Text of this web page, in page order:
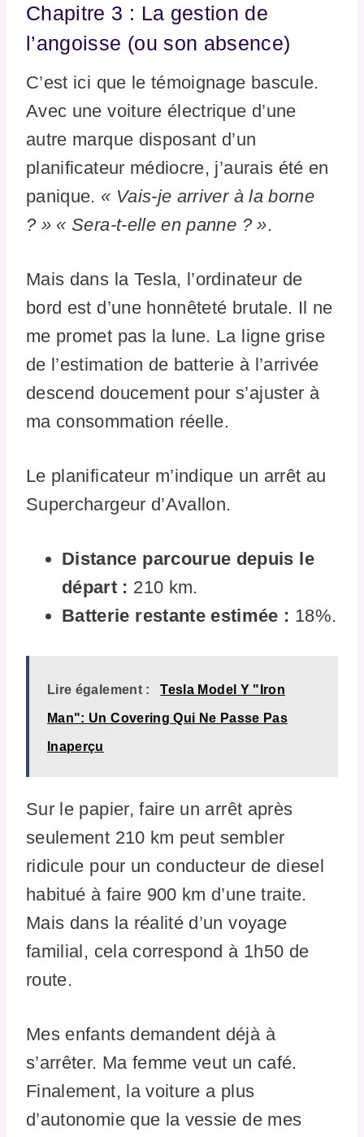
Chapitre 3 : La gestion de
l’angoisse (ou son absence)
C’est ici que le témoignage bascule.
Avec une voiture électrique d’une
autre marque disposant d’un
planificateur médiocre, j’aurais été en
panique. « Vais-je arriver à la borne
? » « Sera-t-elle en panne ? ».
Mais dans la Tesla, l’ordinateur de
bord est d’une honnêteté brutale. Il ne
me promet pas la lune. La ligne grise
de l’estimation de batterie à l’arrivée
descend doucement pour s’ajuster à
ma consommation réelle.
Le planificateur m’indique un arrêt au
Superchargeur d’Avallon.
Distance parcourue depuis le
départ : 210 km.
Batterie restante estimée : 18%.
Lire également : Tesla Model Y "Iron
Man": Un Covering Qui Ne Passe Pas
Inaperçu
Sur le papier, faire un arrêt après
seulement 210 km peut sembler
ridicule pour un conducteur de diesel
habitué à faire 900 km d’une traite.
Mais dans la réalité d’un voyage
familial, cela correspond à 1h50 de
route.
Mes enfants demandent déjà à
s’arrêter. Ma femme veut un café.
Finalement, la voiture a plus
d’autonomie que la vessie de mes